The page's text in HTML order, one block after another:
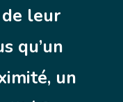
leur
qu’un
un